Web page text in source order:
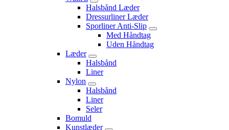
Halsbånd Læder
Dressurliner Læder
Sporliner Anti-Slip
Med Håndtag
Uden Håndtag
Læder
Halsbånd
Liner
Nylon
Halsbånd
Liner
Seler
Bomuld
Kunstlæder